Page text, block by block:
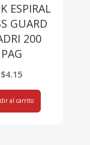
ESPIRAL
GUARD
200
PAG
$4.15
al carrito